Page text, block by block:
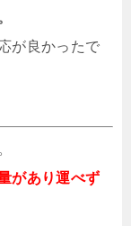
が良かったで
があり運べず